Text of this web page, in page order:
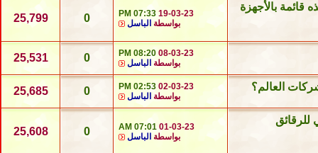
قائمة بالأجهزة
19-03-23
07:33 PM
بواسطة الباسل 0
25,799
08-03-23
08:20 PM
بواسطة الباسل 0
25,531
العالم؟ 02-03-23
02:53 PM
بواسطة الباسل 0
25,685
للرقائق
01-03-23
07:01 AM
بواسطة الباسل 0
25,608